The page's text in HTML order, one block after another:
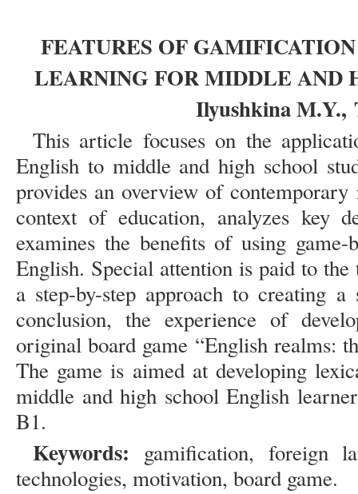
FEATURES OF
LEARNING FOR MIDDLE AND
Ilyushkina M.Y.,
This article focuses on the
English to middle and high school
provides an overview of
context of education, analyzes key
examines the benefits of using
English. Special attention is paid to
a step-by-step approach to creating
conclusion, the experience of
original board game “English realms:
The game is aimed at developing
middle and high school English
B1.
Keywords: gamification, foreign
technologies, motivation, board game.